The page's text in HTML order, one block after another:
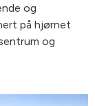
og
på hjørnet
og